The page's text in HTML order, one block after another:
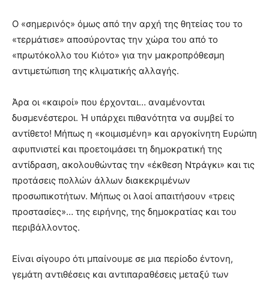
Ο «σημερινός» όμως από την αρχή της θητείας του το
«τερμάτισε» αποσύροντας την χώρα του από το
«πρωτόκολλο του Κιότο» για την μακροπρόθεσμη
αντιμετώπιση της κλιματικής αλλαγής.
Άρα οι «καιροί» που έρχονται… αναμένονται
δυσμενέστεροι. Ή υπάρχει πιθανότητα να συμβεί το
αντίθετο! Μήπως η «κοιμισμένη» και αργοκίνητη Ευρώπη
αφυπνιστεί και προετοιμάσει τη δημοκρατική της
αντίδραση, ακολουθώντας την «έκθεση Ντράγκι» και τις
προτάσεις πολλών άλλων διακεκριμένων
προσωπικοτήτων. Μήπως οι λαοί απαιτήσουν «τρεις
προστασίες»… της ειρήνης, της δημοκρατίας και του
περιβάλλοντος.
Είναι σίγουρο ότι μπαίνουμε σε μια περίοδο έντονη,
γεμάτη αντιθέσεις και αντιπαραθέσεις μεταξύ των